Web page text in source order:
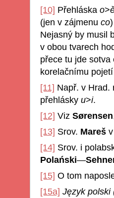
[10] Přehláska o>
(jen v zájmenu co
Nejasný by musil
v obou tvarech
přece tu jde
korelačnímu
[11] Např. v Hrad.
přehlásky u>i.
[12] Viz Sørensen
[13] Srov. Mareš
[14] Srov. i
Polański—
[15] O tom
[15a] Język polski